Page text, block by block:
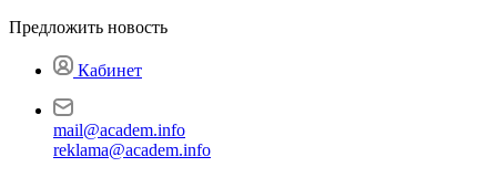
Предложить новость
Кабинет
mail@academ.info
reklama@academ.info